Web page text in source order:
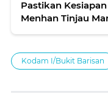
Pastikan
Menhan Tinjau
Kodam I/Bukit Barisan